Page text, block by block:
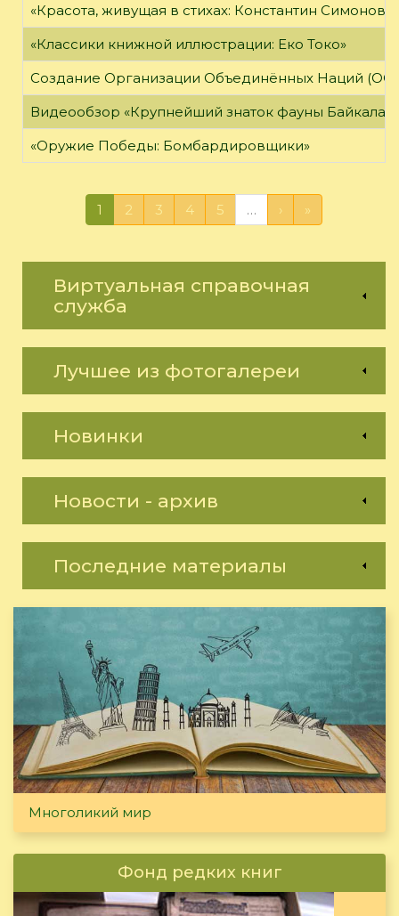
«Красота, живущая в стихах: Константин Симонов»
«Классики книжной иллюстрации: Еко Токо»
Создание Организации Объединённых Наций
Видеообзор «Крупнейший знаток фауны Байкала»
«Оружие Победы: Бомбардировщики»
1 2 3 4 5 … › »
Виртуальная справочная
служба
Лучшее из фотогалереи
Новинки
Новости - архив
Последние материалы
Многоликий мир
Фонд редких книг